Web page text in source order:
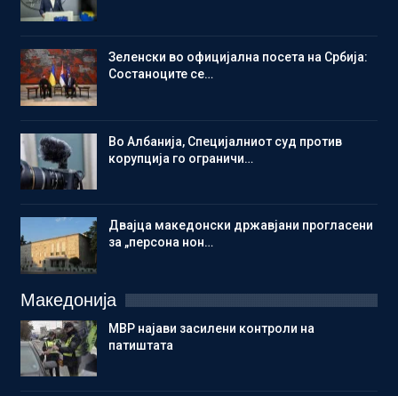
Зеленски во официјална посета на Србија:
Состаноците се…
Во Албанија, Специјалниот суд против
корупција го ограничи…
Двајца македонски државјани прогласени
за „персона нон…
Македонија
МВР најави засилени контроли на
патиштата